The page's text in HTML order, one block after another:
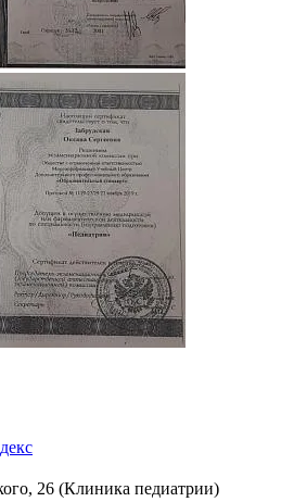
26 (Клиника педиатрии)